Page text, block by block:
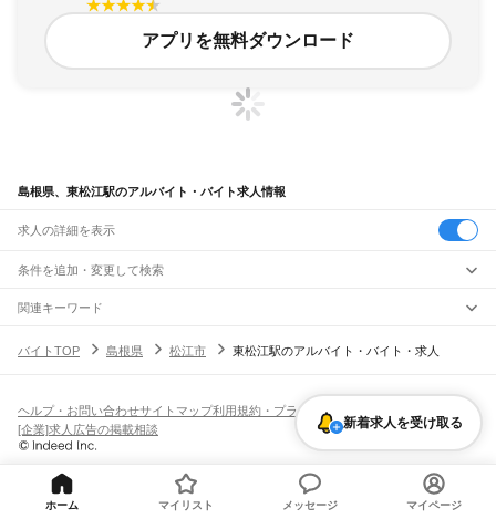
アプリを無料ダウンロード
島根県、東松江駅のアルバイト・バイト求人情報
求人の詳細を表示
条件を追加・変更して検索
市区町村を追加・変更
島根県すべて
駅を追加・変更
安来駅 荒島駅揖屋駅 東松江駅 松江駅乃木駅 玉造温泉駅
直江駅
西出雲駅 出雲神西駅 江南駅 久手駅 大田市駅静間駅五十猛駅
仁万駅馬路駅湯里駅温泉津駅 浅利駅
石見津田駅
JR山陰本線(益田～下関)
飲食・フードサービス
飲食・フードサービス
ホールスタッフ
精肉・鮮魚加工給食調理
飲食店補助（開店・閉店準備）
飲食店（店長・マネージャー）
営業・販売
特徴を追加・変更
人気
ピアスOK
オープニングスタッフ
留学生・外国人活躍中
勤務期間
アルバイト・パート
正社員
都道府県を変更
関連キーワード
バイトTOP
島根県 松江市 東松江駅のアルバイト・バイト・求人
新着求人を受け取る
ヘルプ・お問い合わせサイトマップ利用規約・プライバシーポリシー
[企業]求人広告の掲載相談
ホーム マイリスト メッセージ マイページ